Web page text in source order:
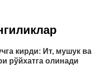
кирди: Ит, мушук ва
рўйхатга олинади